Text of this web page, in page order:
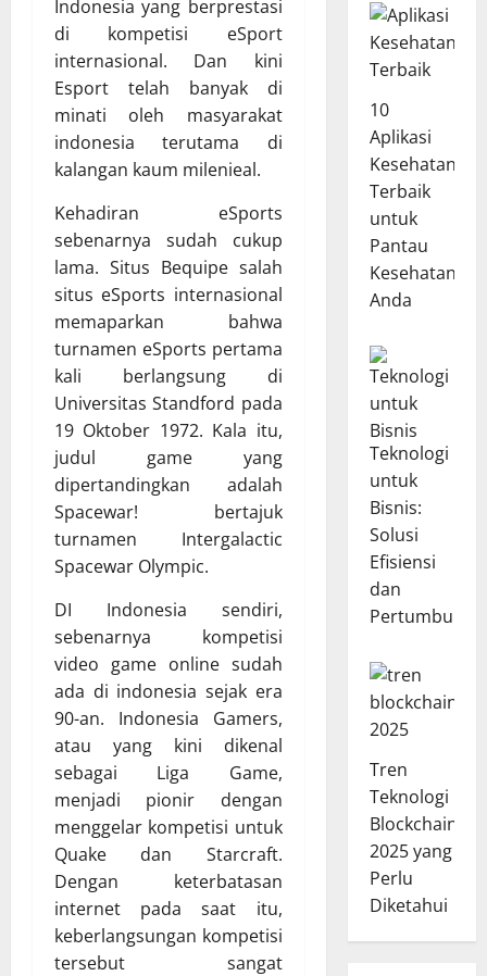
Indonesia yang berprestasi
di kompetisi eSport
internasional. Dan kini
Esport telah banyak di
minati oleh masyarakat
indonesia terutama di
kalangan kaum milenieal.
Kehadiran eSports
sebenarnya sudah cukup
lama. Situs Bequipe salah
situs eSports internasional
memaparkan bahwa
turnamen eSports pertama
kali berlangsung di
Universitas Standford pada
19 Oktober 1972. Kala itu,
judul game yang
dipertandingkan adalah
Spacewar! bertajuk
turnamen Intergalactic
Spacewar Olympic.
DI Indonesia sendiri,
sebenarnya kompetisi
video game online sudah
ada di indonesia sejak era
90-an. Indonesia Gamers,
atau yang kini dikenal
sebagai Liga Game,
menjadi pionir dengan
menggelar kompetisi untuk
Quake dan Starcraft.
Dengan keterbatasan
internet pada saat itu,
keberlangsungan kompetisi
tersebut sangat
10
Aplikasi
Kesehatan
Terbaik
untuk
Pantau
Kesehatan
Anda
Teknologi
untuk
Bisnis:
Solusi
Efisiensi
dan
Pertumbuhan
Tren
Teknologi
Blockchain
2025 yang
Perlu
Diketahui